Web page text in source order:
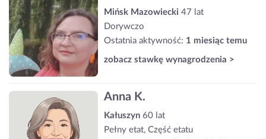
Mińsk Mazowiecki 47 lat
Dorywczo
Ostatnia aktywność: 1 miesiąc temu
zobacz stawkę wynagrodzenia >
Anna K.
Kałuszyn 60 lat
Pełny etat, Część etatu